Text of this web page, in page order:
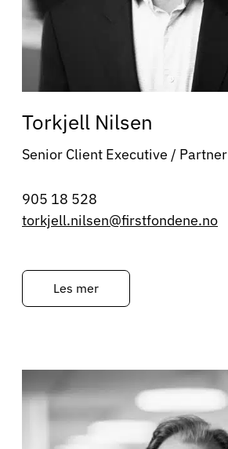
Torkjell Nilsen
Senior Client Executive / Partner
905 18 528
torkjell.nilsen@firstfondene.no
Les mer